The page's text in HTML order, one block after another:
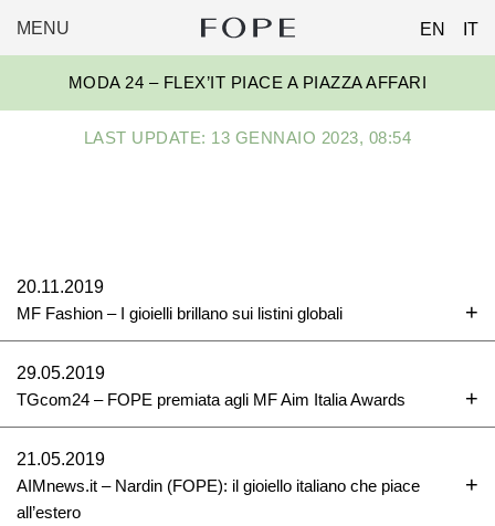
MENU
FOPE
GROUP
EN IT
MODA 24 – FLEX’IT PIACE A PIAZZA AFFARI
LAST UPDATE: 13 GENNAIO 2023, 08:54
20.11.2019
MF Fashion – I gioielli brillano sui listini globali
29.05.2019
TGcom24 – FOPE premiata agli MF Aim Italia Awards
21.05.2019
AIMnews.it – Nardin (FOPE): il gioiello italiano che piace
all’estero